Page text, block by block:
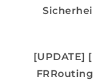
[UPDATE]